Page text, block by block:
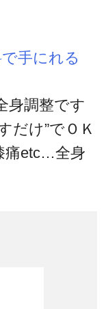
手にれる
身調整です
だけ”でＯＫ
痛etc…全身